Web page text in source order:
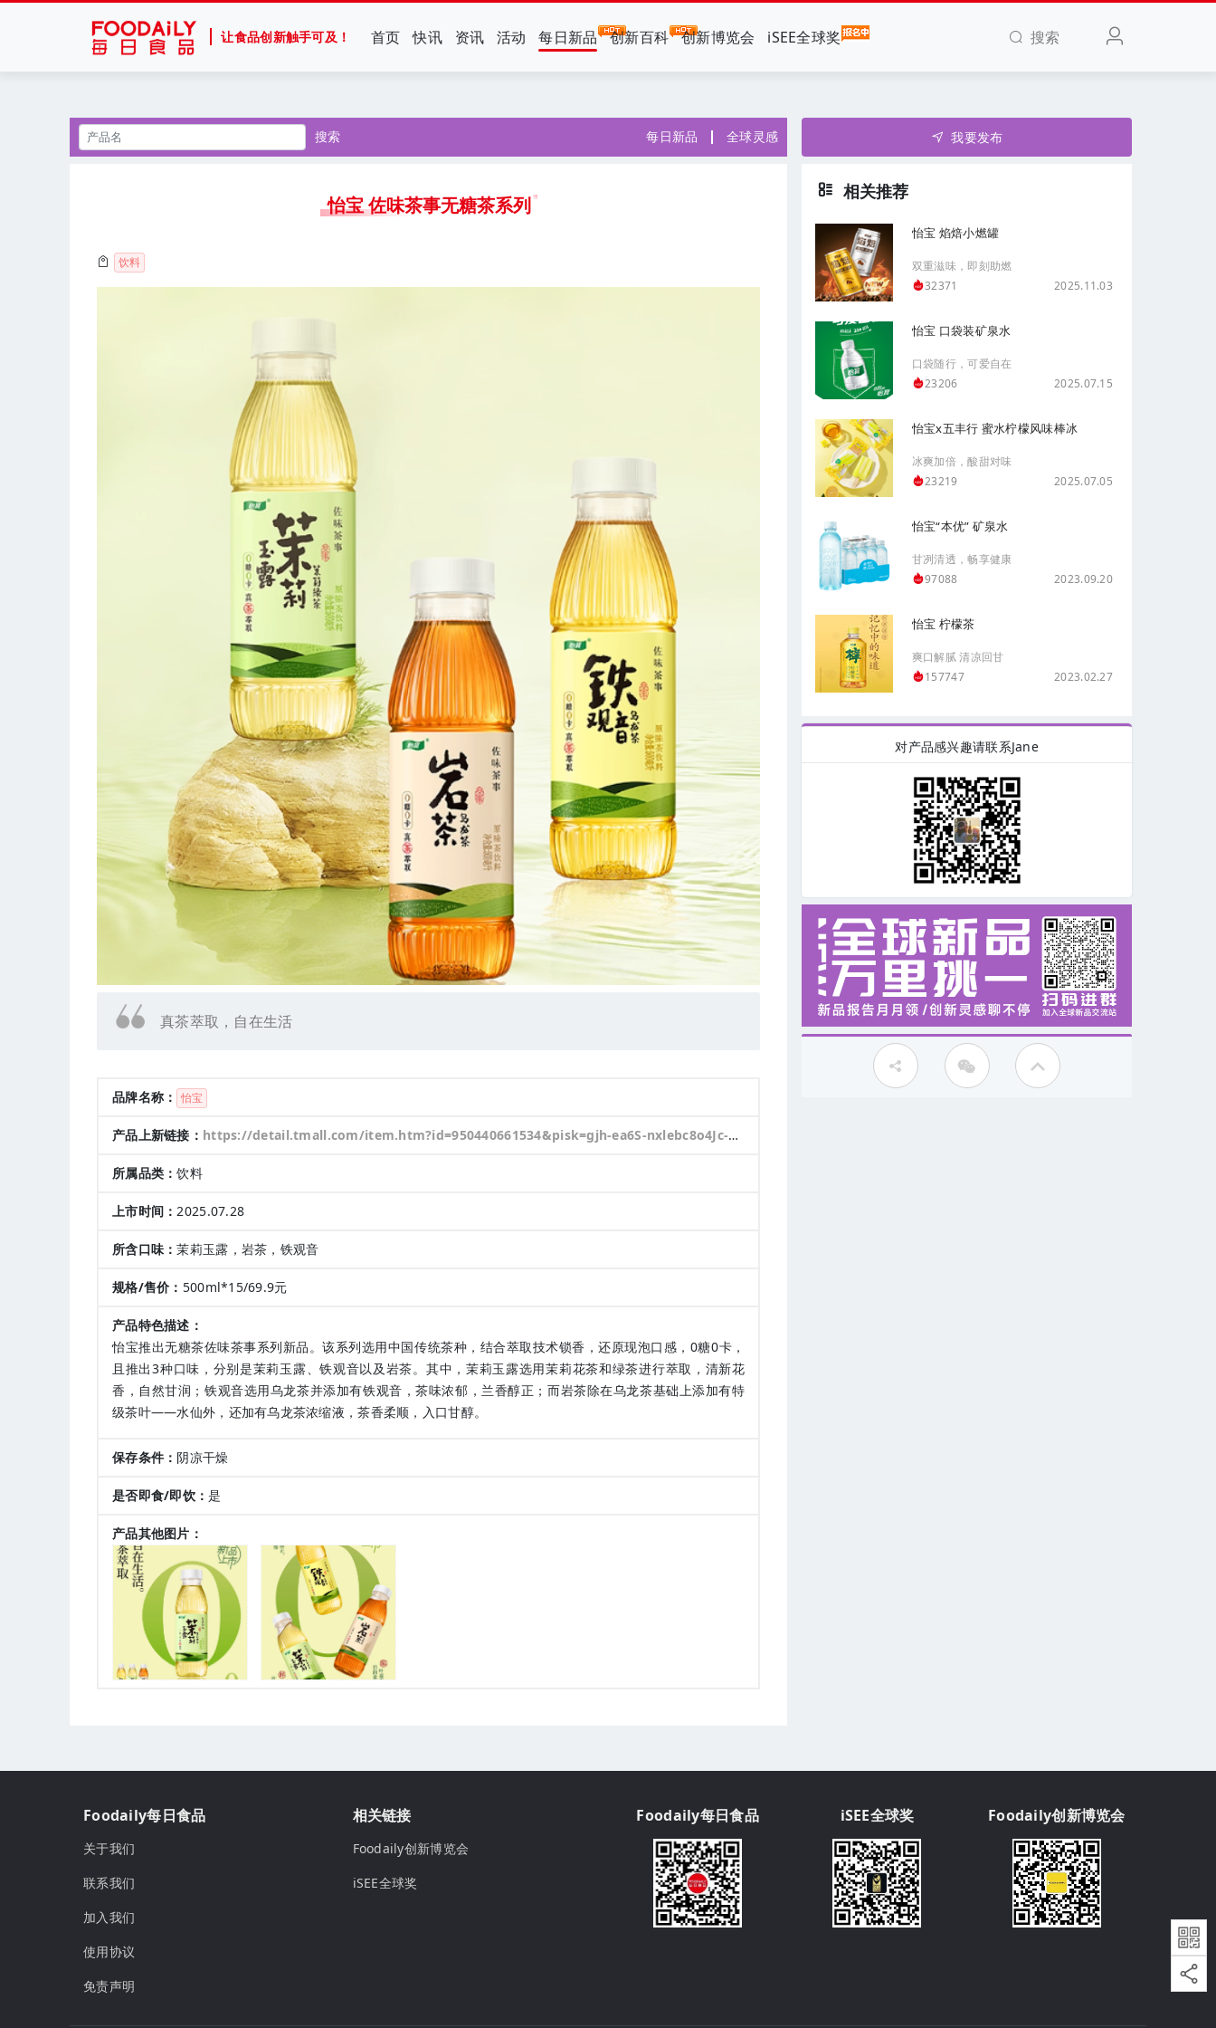
让食品创新触手可及！ 首页 快讯 资讯 活动 每日新品 创新百科 创新博览会 iSEE全球奖 搜索
搜索 每日新品 全球灵感
怡宝 佐味茶事无糖茶系列
饮料
真茶萃取，自在生活
品牌名称： 怡宝
产品上新链接： https://detail.tmall.com/item.htm?id=950440661534&pisk=gjh-ea6S-nxlebc8o4Jc-S4TGPT0vK0yE0u1tkqldmnxr0Lez7XoRx3ZDUPnx2ZKvmqqvJ8zxkZKx2MkoCAiz4PUOkKMsCfEfVsr29w7Fe1bJPL0PYvewhFUOhxGn6wy6WoSDwDOdtab0yUCOuiQGSaL5WaQPWTYcyUNdgiIAEEbSyrQA_w5hsauca67OkajlPUgPTZ7AE3b0PPQADwWkqGAlaEhPkCKe-N4Bdvyd6fnMze8v6qA9DGfs8qsxo1BfRUJ_lg7D61QXEmE6q3k21u0ajmTS0Afwc3SCDMscIC83Ygx9RlFVENQdxDgexK59ocuJRNQHw1Ik7Z4dzP61iUqh4DIa0QdOzlosJEaHe1UKSGgCAiR8FubNyiUQXxNaugI7fkg6BCbwJszifc98DjgXyXWkEBFL8aqhei0iAQSz3aYjEXcL9y0urEMkEBFL8a4klYDi9WUnr5..&spm=a21xtw.29178619.0.0
所属品类：饮料
上市时间：2025.07.28
所含口味：茉莉玉露，岩茶，铁观音
规格/售价： 500ml*15/69.9元
产品特色描述：
怡宝推出无糖茶佐味茶事系列新品。该系列选用中国传统茶种，结合萃取技术锁香，还原现泡口感，0糖0卡，
且推出3种口味，分别是茉莉玉露、铁观音以及岩茶。其中，茉莉玉露选用茉莉花茶和绿茶进行萃取，清新花
香，自然甘润；铁观音选用乌龙茶并添加有铁观音，茶味浓郁，兰香醇正；而岩茶除在乌龙茶基础上添加有特
级茶叶——水仙外，还加有乌龙茶浓缩液，茶香柔顺，入口甘醇。
保存条件： 阴凉干燥
是否即食/即饮：是
产品其他图片：
我要发布
相关推荐
怡宝 焰焙小燃罐
双重滋味，即刻助燃
32371
2025.11.03
怡宝 口袋装矿泉水
口袋随行，可爱自在
23206
2025.07.15
怡宝x五丰行 蜜水柠檬风味棒冰
冰爽加倍，酸甜对味
23219
2025.07.05
怡宝“本优” 矿泉水
甘冽清透，畅享健康
97088
2023.09.20
怡宝 柠檬茶
爽口解腻 清凉回甘
157747
2023.02.27
对产品感兴趣请联系Jane
Foodaily每日食品
关于我们
联系我们
加入我们
使用协议
免责声明
相关链接
Foodaily创新博览会
iSEE全球奖
Foodaily每日食品 iSEE全球奖 Foodaily创新博览会